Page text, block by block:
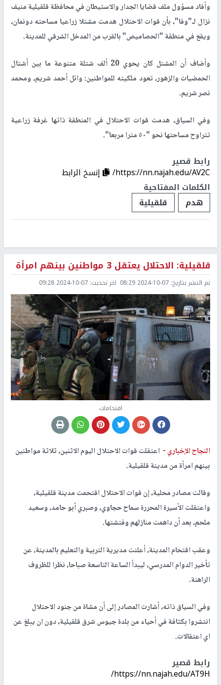
وأفاد مسؤول ملف قضايا الجدار والاستيطان في محافظة قلقيلية منيف
نزال لـ"وفا"، بأن قوات الاحتلال هدمت مشتلا زراعيا مساحته دونمان،
ويقع في منطقة "الحصاميص" بالقرب من المدخل الشرقي للمدينة.
وأضاف أن المشتل كان يحوي 20 ألف شتلة متنوعة ما بين أشتال
الحمضيات والزهور، تعود ملكيته للمواطنين: وائل أحمد شريم، ومحمد
نصر شريم.
وفي السياق، هدمت قوات الاحتلال في المنطقة ذاتها غرفة زراعية
تتراوح مساحتها نحو "٥٠ مترا مربعا".
رابط قصير
https://nn.najah.edu/AV2C/
إنسخ الرابط
الكلمات المفتاحية
هدم
قلقيلية
قلقيلية: الاحتلال يعتقل 3 مواطنين بينهم امرأة
تم النشر بتاريخ: 2024-10-07 08:29 اخر تحديث: 2024-10-07 09:28
اقتحامات
النجاح الإخباري - اعتقلت قوات الاحتلال اليوم الاثنين، ثلاثة مواطنين
بينهم امرأة من مدينة قلقيلية.
وقالت مصادر محلية، إن قوات الاحتلال اقتحمت مدينة قلقيلية،
واعتقلت الأسيرة المحررة سماح حجاوي، وصبري أبو حامد، وسعيد
ملحم، بعد أن داهمت منازلهم وفتشتها.
وعقب اقتحام المدينة، أعلنت مديرية التربية والتعليم بالمدينة، عن
تأخير الدوام المدرسي، ليبدأ الساعة التاسعة صباحا، نظرا للظروف
الراهنة.
وفي السياق ذاته، أشارت المصادر إلى أن مشاة من جنود الاحتلال
انتشروا بكثافة في أحياء من بلدة جيوس شرق قلقيلية، دون ان يبلغ عن
اي اعتقالات.
رابط قصير
https://nn.najah.edu/AT9H/